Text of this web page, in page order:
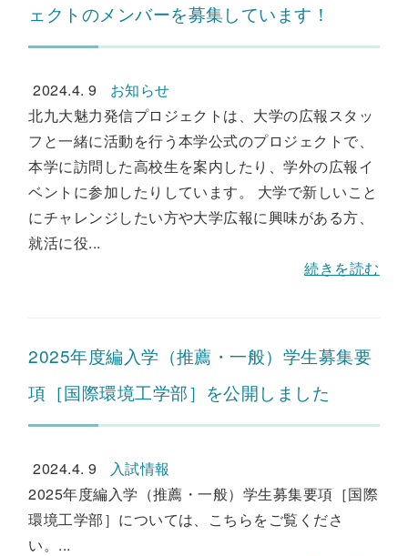
ェクトのメンバーを募集しています！
2024.4. 9
お知らせ
北九大魅力発信プロジェクトは、大学の広報スタッ
フと一緒に活動を行う本学公式のプロジェクトで、
本学に訪問した高校生を案内したり、学外の広報イ
ベントに参加したりしています。 大学で新しいこと
にチャレンジしたい方や大学広報に興味がある方、
就活に役...
続きを読む
2025年度編入学（推薦・一般）学生募集要
項［国際環境工学部］を公開しました
2024.4. 9
入試情報
2025年度編入学（推薦・一般）学生募集要項［国際
環境工学部］については、こちらをご覧くださ
い。...